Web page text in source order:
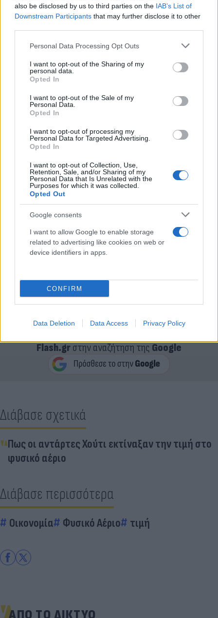
also be disclosed by us to third parties on the IAB’s List of
Downstream Participants that may further disclose it to other
Please note that this website/app uses one or more Google
not limited to your visit or usage behaviour. You may click to
grant or deny consent to Google and its third-party tags to
use your data for below specified purposes in below Google
consent section.
Personal Data Processing Opt Outs
I want to opt-out of the Sharing of my
personal data.
Opted In
I want to opt-out of the Sale of my
Personal Data.
Opted In
I want to opt-out of processing my
Personal Data for Targeted Advertising.
Opted In
I want to opt-out of Collection, Use,
Retention, Sale, and/or Sharing of my
Personal Data that Is Unrelated with the
Purposes for which it was collected.
Opted Out
Google consents
I want to allow Google to enable storage
related to advertising like cookies on web or
device identifiers in apps.
CONFIRM
Data Deletion Data Access Privacy Policy
Οι τιμές έχουν αυξηθεί περισσότερο από 26% αυτή
περίοδος θέρμανσης, με αναμένονται χαμηλότερες
θερμοκρασίες.
Flash.grστην αναζήτηση της Google
Διάβασε σχετικά
Πως οι αντάρτες Χούτι εκτίναξαν την τιμή στο
φυσικό αέριο
Διάβασε περισσότερα
Οικονομία Φυσικό Αέριο τιμή
ΑΠΟ ΤΟ ΔΙΚΤΥΟ